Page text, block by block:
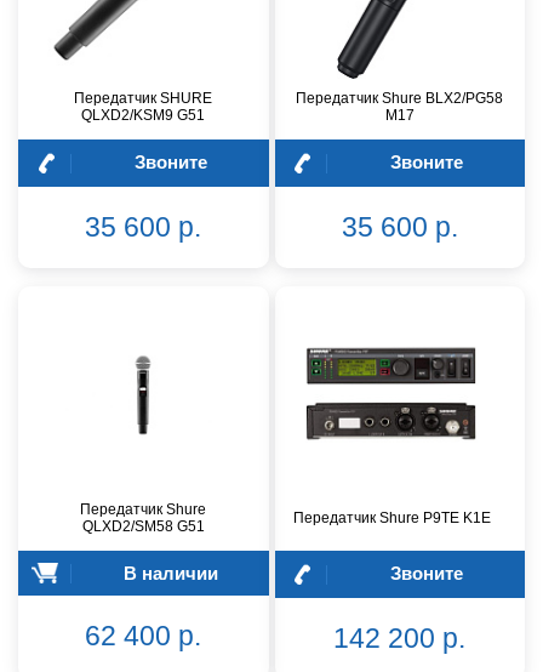
Передатчик SHURE
QLXD2/KSM9 G51
Звоните
35 600 р.
Передатчик Shure BLX2/PG58
M17
Звоните
35 600 р.
Передатчик Shure
QLXD2/SM58 G51
В наличии
62 400 р.
Передатчик Shure P9TE K1E
Звоните
142 200 р.